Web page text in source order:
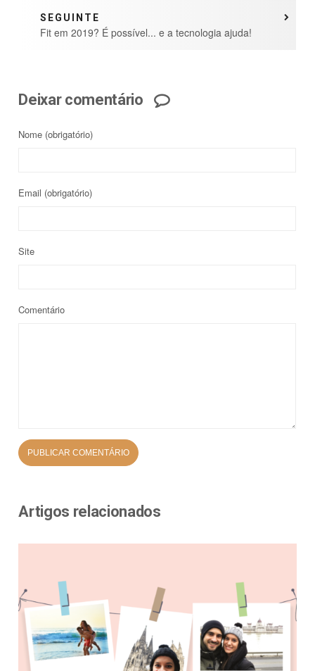
SEGUINTE
Fit em 2019? É possível... e a tecnologia ajuda!
Deixar comentário
Nome (obrigatório)
Email (obrigatório)
Site
Comentário
Artigos relacionados